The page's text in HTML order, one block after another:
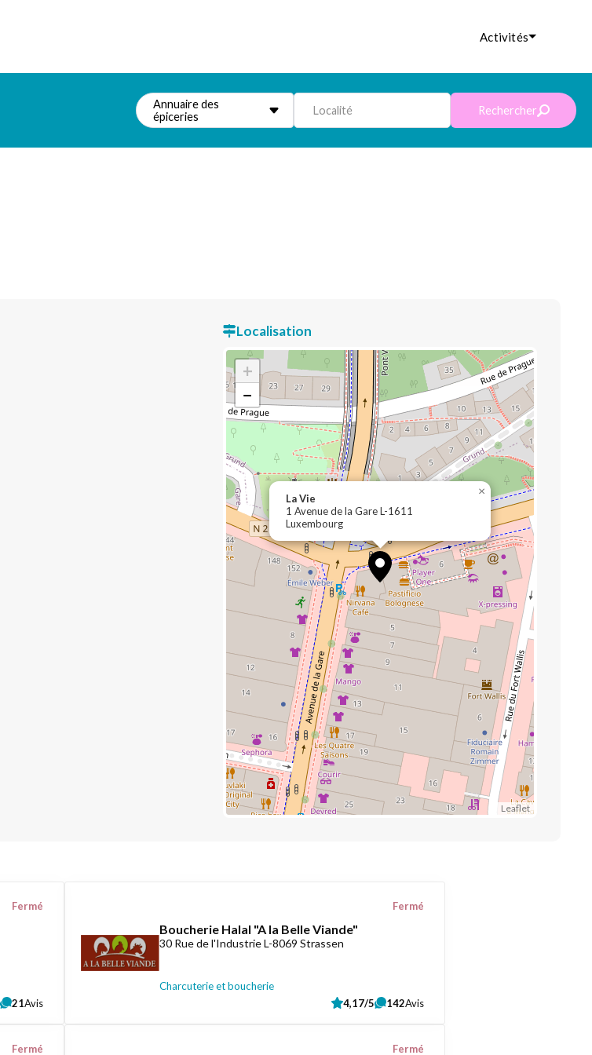
Activités
Annuaire des
épiceries
Localité Rechercher
Localisation
La Vie
1 Avenue de la Gare L-1611
Luxembourg
×
+
−
Leaflet
Fermé
21Avis
Boucherie Halal "A la Belle Viande"
30 Rue de l'Industrie L-8069 Strassen
Charcuterie et boucherie
Fermé
4,17/5 142Avis
Fermé Fermé